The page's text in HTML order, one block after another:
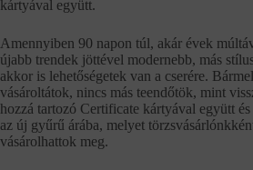
kártyával együtt.
Amennyiben 90 napon túl, akár évek
újabb trendek jöttével modernebb, más
akkor is lehetőségetek van a cserére.
vásároltátok, nincs más teendőtök, mint
hozzá tartozó Certificate kártyával együtt
az új gyűrű árába, melyet
vásárolhattok meg.